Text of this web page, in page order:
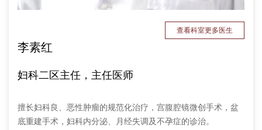
查看科室更多医生
李素红
妇科二区主任，主任医师
擅长妇科良、恶性肿瘤的规范化治疗，宫腹腔镜微创手术，盆
底重建手术，妇科内分泌、月经失调及不孕症的诊治。